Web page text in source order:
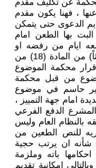
عن تكليف مقدم
، فهنا يكون مقدم
الدعوى حتى يتمكن
بها الطعن امام
ايام من رفضه او
انتهاء المدة المحددة في البند (ثالثاً) من المادة (18) من
قرار محكمة الموضوع
من قبل محكمة
غير حاسم في موضوع
امام جهة التمييز ،
الدفع الفرعي
بالنظام العام وليس
للنص الطعين من
شأنه ان يرتب حجية
باته وملزمة
وبالتالي امكانية تقديم